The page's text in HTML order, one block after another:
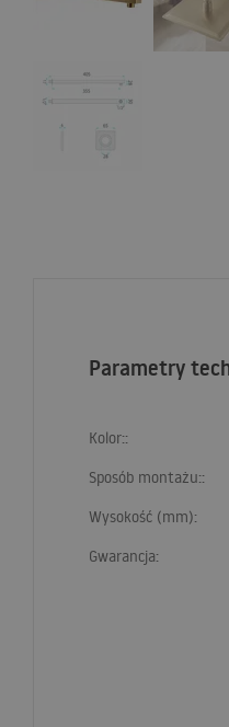
Parametry
Kolor::
Sposób montażu::
Wysokość (mm):
Gwarancja: